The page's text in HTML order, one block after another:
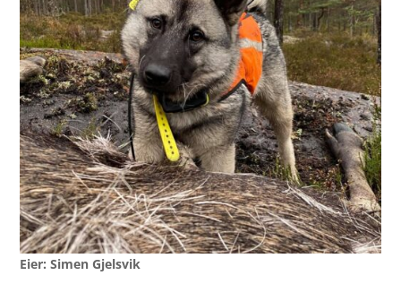
Eier: Simen Gjelsvik